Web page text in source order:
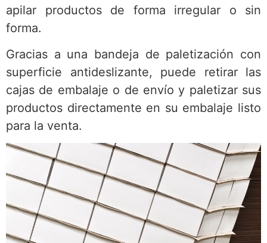
apilar productos de forma irregular o sin
forma.
Gracias a una bandeja de paletización con
superficie antideslizante, puede retirar las
cajas de embalaje o de envío y paletizar sus
productos directamente en su embalaje listo
para la venta.